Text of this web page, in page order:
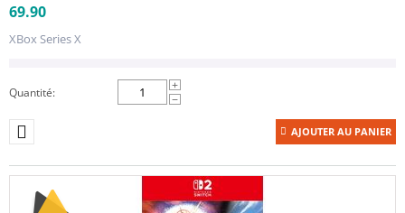
69.90
XBox Series X
Quantité:
+
−
AJOUTER AU PANIER